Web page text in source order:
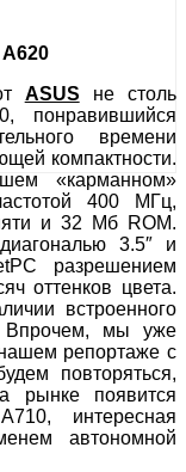
ASUS не столь
понравившийся
времени
компактности.
«карманном»
400 МГц,
и 32 Мб ROM.
3.5″ и
разрешением
оттенков цвета.
встроенного
Впрочем, мы уже
репортаже с
повторяться,
рынке появится
интересная
автономной